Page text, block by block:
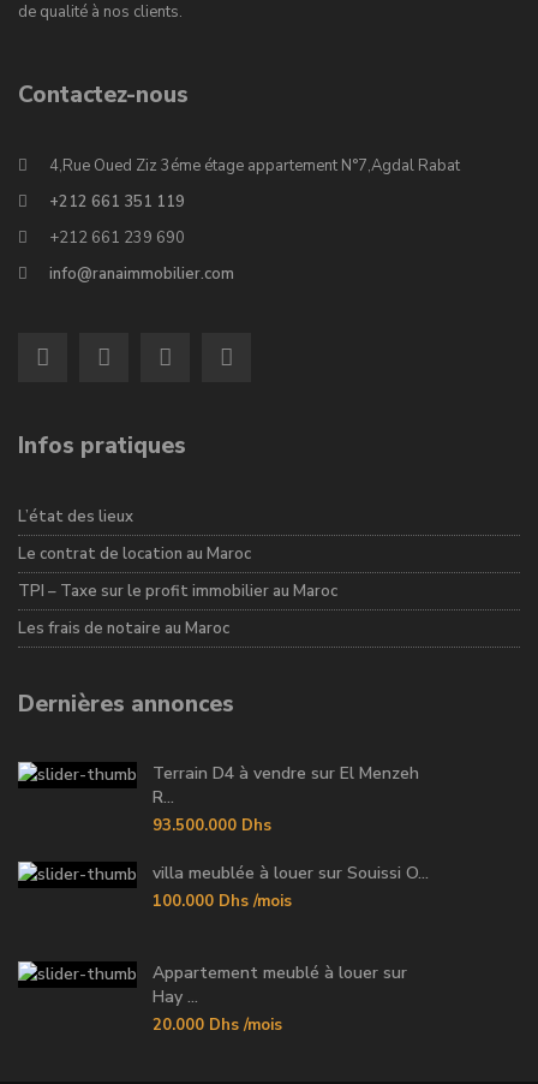
de qualité à nos clients.
Contactez-nous
4,Rue Oued Ziz 3éme étage appartement N°7,Agdal Rabat
+212 661 351 119
+212 661 239 690
info@ranaimmobilier.com
Infos pratiques
L’état des lieux
Le contrat de location au Maroc
TPI – Taxe sur le profit immobilier au Maroc
Les frais de notaire au Maroc
Dernières annonces
Terrain D4 à vendre sur El Menzeh
R...
93.500.000 Dhs
villa meublée à louer sur Souissi O...
100.000 Dhs /mois
Appartement meublé à louer sur
Hay ...
20.000 Dhs /mois